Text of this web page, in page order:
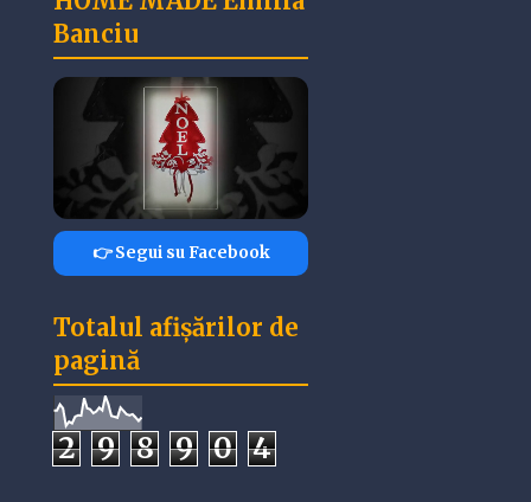
Banciu
👉 Segui su Facebook
Totalul afișărilor de
pagină
2 9 8 9 0 4